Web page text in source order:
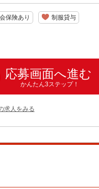
保険あり 制服貸与
応募画面へ進む
かんたん3ステップ！
求人をみる